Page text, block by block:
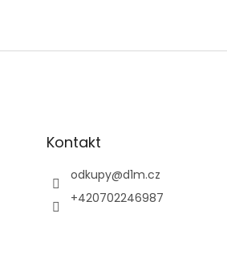
Kontakt
odkupy@d1m.cz
+420702246987